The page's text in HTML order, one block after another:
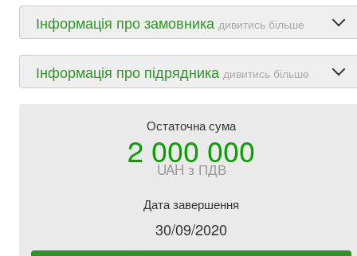
Інформація про замовника дивитись більше
Інформація про підрядника дивитись більше
Остаточна сума
2 000 000
UAH з ПДВ
Дата завершення
30/09/2020